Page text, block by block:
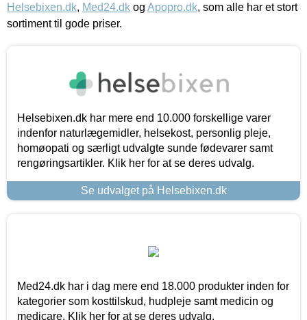
Helsebixen.dk, Med24.dk og Apopro.dk, som alle har et stort
sortiment til gode priser.
Helsebixen.dk har mere end 10.000 forskellige varer
indenfor naturlægemidler, helsekost, personlig pleje,
homøopati og særligt udvalgte sunde fødevarer samt
rengøringsartikler. Klik her for at se deres udvalg.
Se udvalget på Helsebixen.dk
Med24.dk har i dag mere end 18.000 produkter inden for
kategorier som kosttilskud, hudpleje samt medicin og
medicare. Klik her for at se deres udvalg.